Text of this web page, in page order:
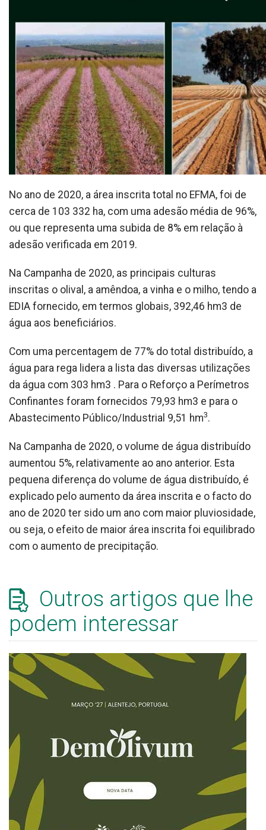
No ano de 2020, a área inscrita total no EFMA, foi de
cerca de 103 332 ha, com uma adesão média de 96%,
ou que representa uma subida de 8% em relação à
adesão verificada em 2019.
Na Campanha de 2020, as principais culturas
inscritas o olival, a amêndoa, a vinha e o milho, tendo a
EDIA fornecido, em termos globais, 392,46 hm3 de
água aos beneficiários.
Com uma percentagem de 77% do total distribuído, a
água para rega lidera a lista das diversas utilizações
da água com 303 hm3 . Para o Reforço a Perímetros
Confinantes foram fornecidos 79,93 hm3 e para o
Abastecimento Público/Industrial 9,51 hm3.
Na Campanha de 2020, o volume de água distribuído
aumentou 5%, relativamente ao ano anterior. Esta
pequena diferença do volume de água distribuído, é
explicado pelo aumento da área inscrita e o facto do
ano de 2020 ter sido um ano com maior pluviosidade,
ou seja, o efeito de maior área inscrita foi equilibrado
com o aumento de precipitação.
Outros artigos que lhe
podem interessar